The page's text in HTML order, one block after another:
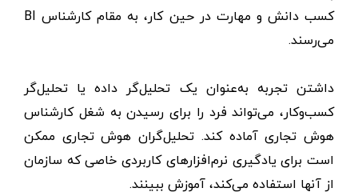
کسب دانش و مهارت در حین کار، به مقام کارشناس BI
می‌رسند.
داشتن تجربه به‌عنوان یک تحلیل‌گر داده‌ یا تحلیل‌گر
کسب‌وکار، می‌تواند فرد را برای رسیدن به شغل کارشناس
هوش تجاری آماده کند. تحلیل‌گران هوش تجاری ممکن
است برای یادگیری نرم‌افزارهای کاربردی خاصی که سازمان
از آنها استفاده می‌کند، آموزش ببینند.